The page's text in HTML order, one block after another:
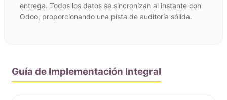
entrega. Todos los datos se sincronizan al instante con
Odoo, proporcionando una pista de auditoría sólida.
Guía de Implementación Integral